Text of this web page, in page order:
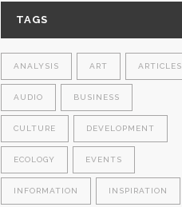
TAGS
ANALYSIS ART ARTICLES
AUDIO BUSINESS
CULTURE DEVELOPMENT
ECOLOGY EVENTS
INFORMATION INSPIRATION